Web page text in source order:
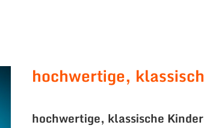
hochwertige,
hochwertige, klassische